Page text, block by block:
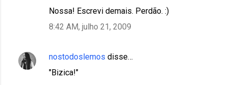
Nossa! Escrevi demais. Perdão. :)
8:42 AM, julho 21, 2009
nostodoslemos disse…
"Bizica!"